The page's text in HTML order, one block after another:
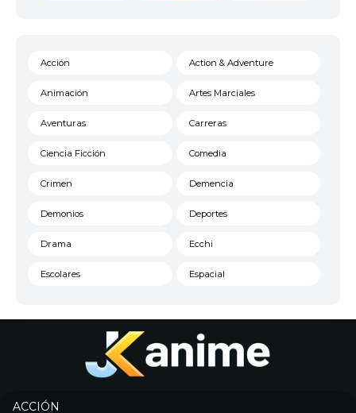
Acción Action & Adventure
Animación Artes Marciales
Aventuras Carreras
Ciencia Ficción Comedia
Crimen Demencia
Demonios Deportes
Drama Ecchi
Escolares Espacial
Historico
Josei
ACCIÓN